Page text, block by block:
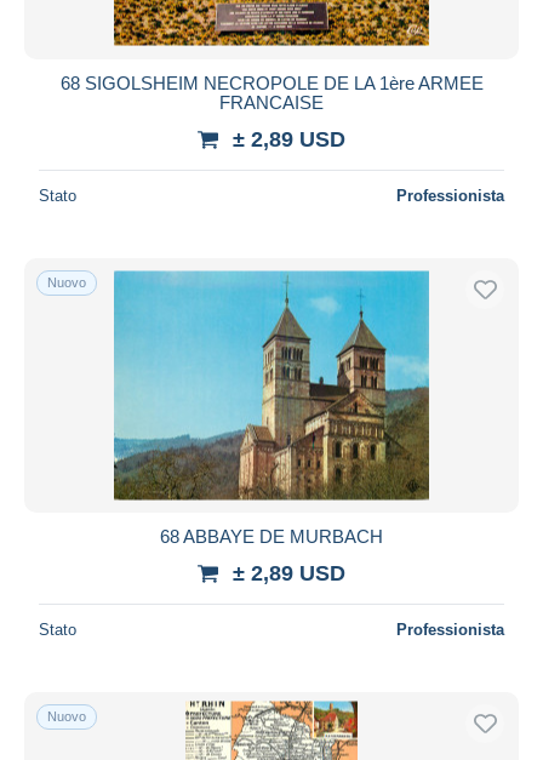
68 SIGOLSHEIM NECROPOLE DE LA 1ère ARMEE
FRANCAISE
± 2,89 USD
Stato Professionista
Nuovo
68 ABBAYE DE MURBACH
± 2,89 USD
Stato Professionista
Nuovo